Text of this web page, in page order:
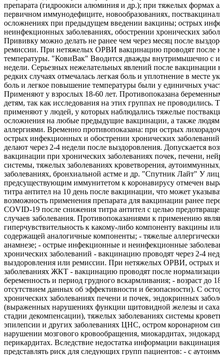
препарата (гидроокиси алюминия и др.); при тяжелых формах
первичном иммунодефиците, новообразованиях,
осложнениях при предыдущем введении вакцины; острых
неинфекционных заболеваниях, обострении хронических
Прививку можно делать не ранее чем через месяц после
ремиссии. При нетяжелых ОРВИ вакцинацию проводят после
температуры. "КовиВак" Вводится дважды внутримышечно с
недели. Серьезных нежелательных явлений после вакцинации
редких случаях отмечалась легкая боль и уплотнение в месте
боль и легкое повышение температуры были у единичных
Применяют у взрослых 18-60 лет. Противопоказана
детям, так как исследования на этих группах не проводились.
применяют у людей, у которых наблюдались тяжелые
осложнения на любые предыдущие вакцинации, а также
аллергиями. Временно противопоказана: при острых
острых инфекционных и обострении хронических
делают через 2-4 недели после выздоровления. Допускается
вакцинации при хронических заболеваниях почек, печени,
системы, тяжелых заболеваниях кроветворения,
заболеваниях, бронхиальной астме и др. "Спутник Лайт" У
предсуществующим иммунитетом к коронавирусу отмечен
титра антител на 10 день после вакцинации, что может
возможность применения препарата для вакцинации ранее
COVID-19 после снижения титра антител с целью
случаев заболевания. Противопоказаниями к применению
гиперчувствительность к какому-либо компоненту вакцины
содержащей аналогичные компоненты; - тяжелые
анамнезе; - острые инфекционные и неинфекционные
хронических заболеваний - вакцинацию проводят через 2-4
выздоровления или ремиссии. При нетяжелых ОРВИ, острых
заболеваниях ЖКТ - вакцинацию проводят после
беременность и период грудного вскармливания; - возраст до
отсутствием данных об эффективности и безопасности). С
хронических заболеваниях печени и почек, эндокринных
(выраженных нарушениях функции щитовидной железы и
стадии декомпенсации), тяжелых заболеваниях системы
эпилепсии и других заболеваниях ЦНС, остром коронарном
нарушении мозгового кровообращения, миокардитах,
перикардитах. Вследствие недостатка информации
представлять риск для следующих групп пациентов: - с